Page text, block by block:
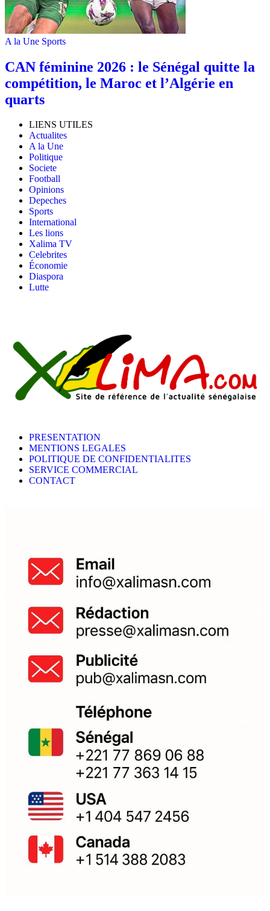
A la Une Sports
‎CAN féminine 2026 : le Sénégal quitte la
compétition, le Maroc et l’Algérie en
quarts
LIENS UTILES
Actualites
A la Une
Politique
Societe
Football
Opinions
Depeches
Sports
International
Les lions
Xalima TV
Celebrites
Économie
Diaspora
Lutte
PRESENTATION
MENTIONS LEGALES
POLITIQUE DE CONFIDENTIALITES
SERVICE COMMERCIAL
CONTACT